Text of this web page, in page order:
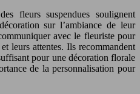
fleurs suspendues soulignent
sur l’ambiance de leur
avec le fleuriste pour
leurs attentes. Ils recommandent
pour une décoration florale
de la personnalisation pour